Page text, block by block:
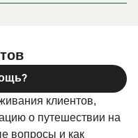
клиентов,
о путешествии на
вопросы и как